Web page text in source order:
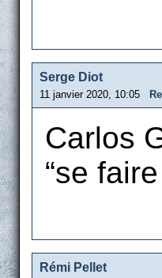
Serge Diot
11 janvier 2020, 10:05
Carlos
“se
Rémi Pellet